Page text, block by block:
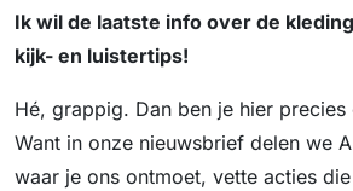
Ik wil de laatste info over de
kijk- en luistertips!
Hé, grappig. Dan ben je hier
Want in onze nieuwsbrief delen we
waar je ons ontmoet, vette acties